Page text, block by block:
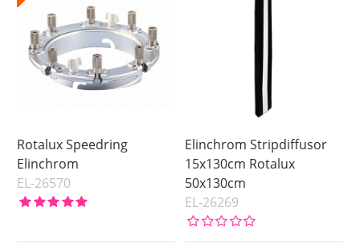
Rotalux Speedring
Elinchrom
EL-26570
Elinchrom Stripdiffusor
15x130cm Rotalux
50x130cm
EL-26269